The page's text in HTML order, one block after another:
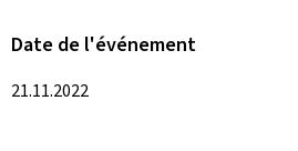
Date de l'événement
21.11.2022